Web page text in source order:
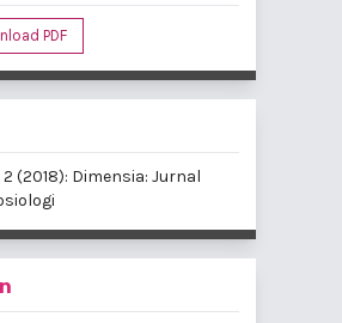
PDF
2 (2018): Dimensia: Jurnal